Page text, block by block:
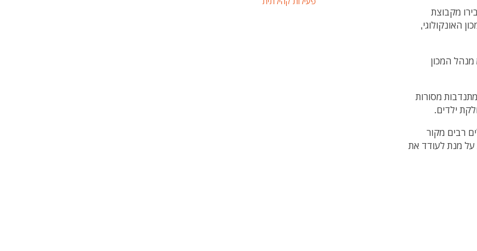
מקבוצת
האונקולוגי,
המכון
מסורות
ילדים.
רבים מקור
על מנת לעודד את